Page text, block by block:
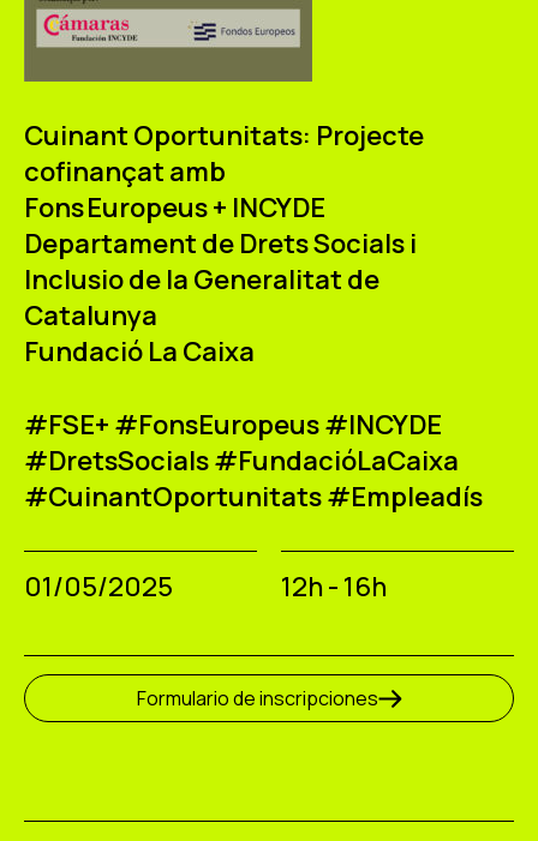
Cuinant Oportunitats: Projecte
cofinançat amb
Fons Europeus + INCYDE
Departament de Drets Socials i
Inclusio de la Generalitat de
Catalunya
Fundació La Caixa
#FSE+ #FonsEuropeus #INCYDE
#DretsSocials #FundacióLaCaixa
#CuinantOportunitats #Empleadís
01/05/2025 12h - 16h
Formulario de inscripciones